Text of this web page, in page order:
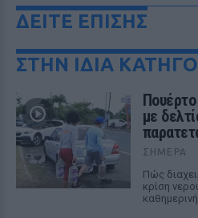
ΔΕΙΤΕ ΕΠΙΣΗΣ
ΣΤΗΝ ΙΔΙΑ
με
ΣΉΜΕΡΑ
Πώς
κρίση